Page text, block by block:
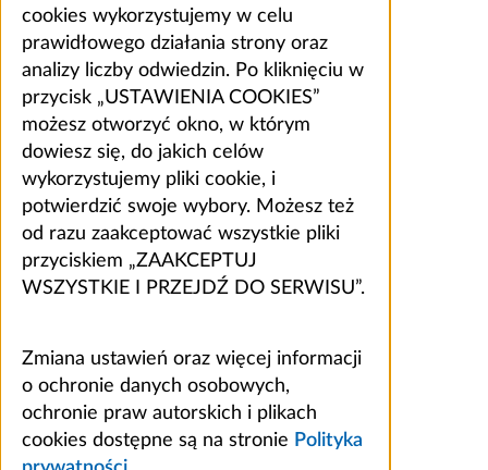
cookies wykorzystujemy w celu
prawidłowego działania strony oraz
analizy liczby odwiedzin. Po kliknięciu w
przycisk „USTAWIENIA COOKIES”
możesz otworzyć okno, w którym
dowiesz się, do jakich celów
wykorzystujemy pliki cookie, i
potwierdzić swoje wybory. Możesz też
od razu zaakceptować wszystkie pliki
przyciskiem „ZAAKCEPTUJ
WSZYSTKIE I PRZEJDŹ DO SERWISU”.
Zmiana ustawień oraz więcej informacji
o ochronie danych osobowych,
ochronie praw autorskich i plikach
cookies dostępne są na stronie Polityka